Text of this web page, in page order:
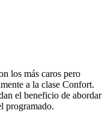
los más caros pero
a la clase Confort.
el beneficio de abordar
programado.